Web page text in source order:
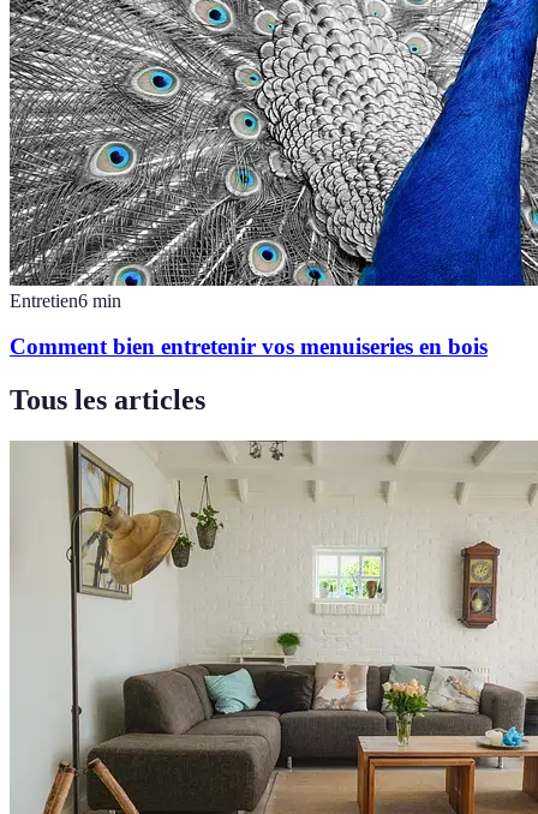
Entretien6 min
Comment bien entretenir vos menuiseries en bois
Tous les articles